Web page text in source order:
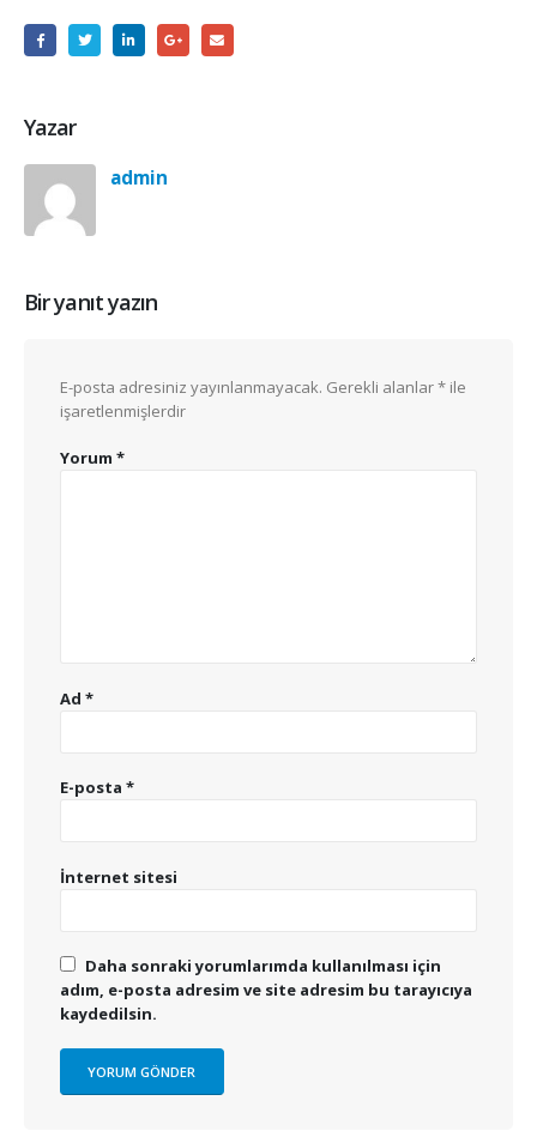
Yazar
admin
Bir yanıt yazın
E-posta adresiniz yayınlanmayacak. Gerekli alanlar* ile
işaretlenmişlerdir
Yorum *
Ad *
E-posta *
İnternet sitesi
Daha sonraki yorumlarımda kullanılması için
adım, e-posta adresim ve site adresim bu tarayıcıya
kaydedilsin.